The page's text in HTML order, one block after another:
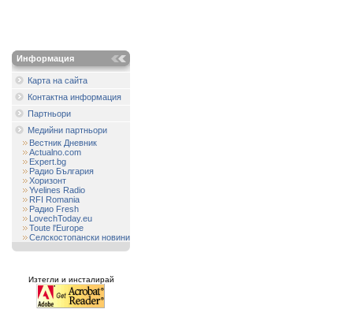
Информация
Карта на сайта
Контактна информация
Партньори
Медийни партньори
Вестник Дневник
Actualno.com
Expert.bg
Радио България
Хоризонт
Yvelines Radio
RFI Romania
Радио Fresh
LovechToday.eu
Toute l'Europe
Селскостопански новини
Изтегли и инсталирай